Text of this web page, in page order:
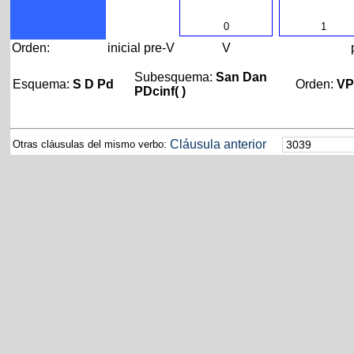
0 1
Orden: inicial pre-V V
Esquema: S D Pd
Subesquema:San Dan
PDcinf( )
Orden:
Otras cláusulas del mismo verbo: Cláusula anterior